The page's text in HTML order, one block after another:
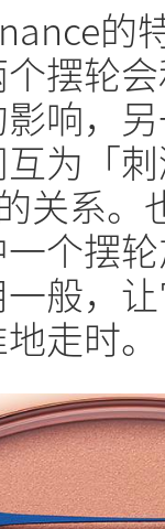
的
摆轮
响，
为「
关系
个摆
般，
走时。